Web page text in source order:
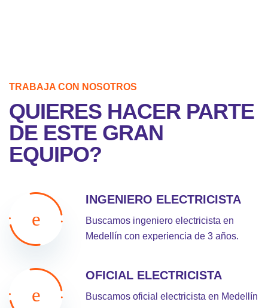
TRABAJA CON NOSOTROS
QUIERES HACER PARTE
DE ESTE GRAN
EQUIPO?
INGENIERO ELECTRICISTA
Buscamos ingeniero electricista en
Medellín con experiencia de 3 años.
OFICIAL ELECTRICISTA
Buscamos oficial electricista en Medellín